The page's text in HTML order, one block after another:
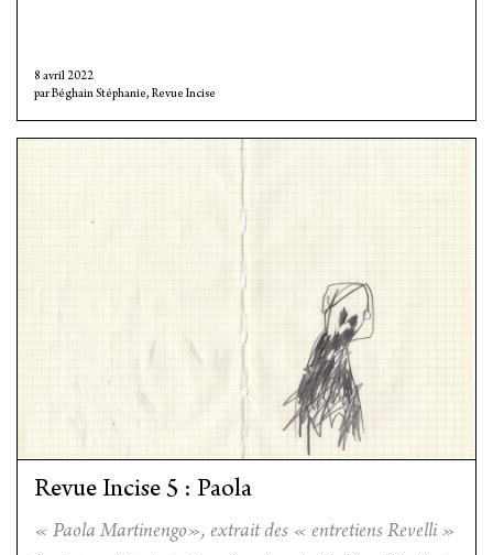
8 avril 2022
Béghain Stéphanie, Revue Incise
Revue Incise 5 : Paola
« Paola Martinengo», extrait des « entretiens Revelli »